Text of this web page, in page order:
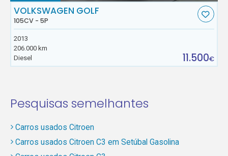
VOLKSWAGEN GOLF
105CV - 5P
2013
206.000 km
Diesel
11.500€
Pesquisas semelhantes
Carros usados Citroen
Carros usados Citroen C3 em Setúbal Gasolina